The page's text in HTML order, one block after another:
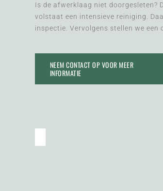
Is de afwerklaag niet doorgesleten?
volstaat een intensieve reiniging.
inspectie. Vervolgens stellen we een
NEEM CONTACT OP VOOR MEER
INFORMATIE